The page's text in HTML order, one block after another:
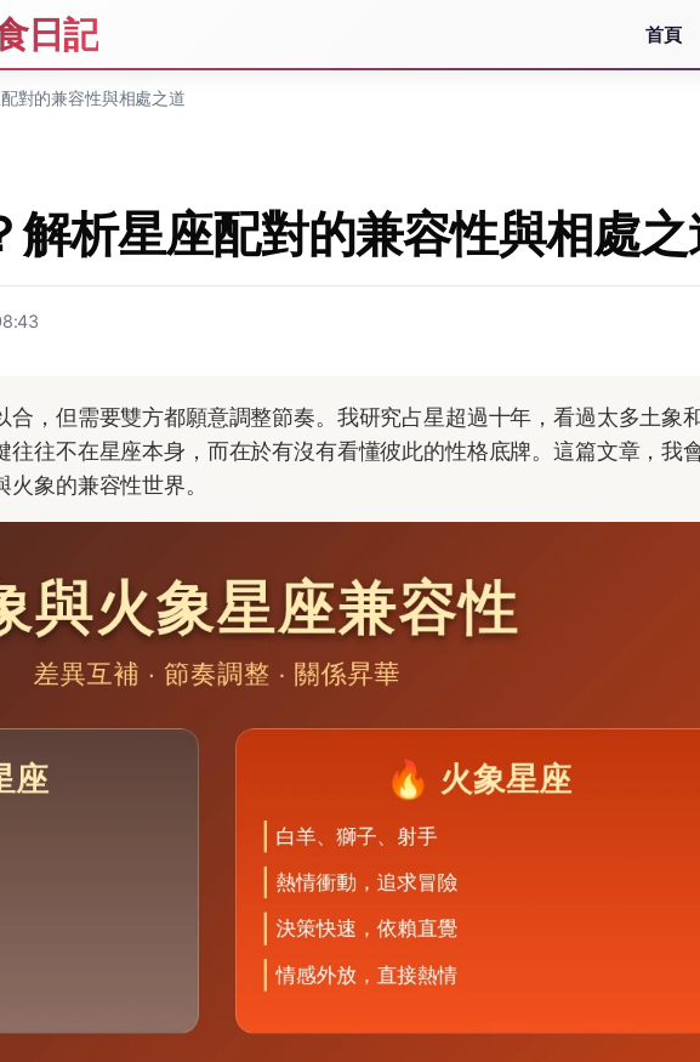
日記 首頁
對的兼容性與相處之道
解析星座配對的兼容性與相處
，但需要雙方都願意調整節奏。我研究占星超過十年，看過太多土象
往往不在星座本身，而在於有沒有看懂彼此的性格底牌。這篇文章，我
象的兼容性世界。